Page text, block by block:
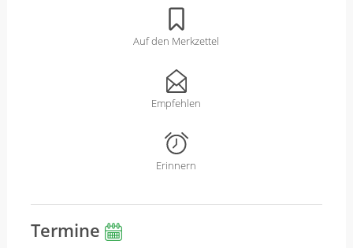
Auf den Merkzettel
Empfehlen
Erinnern
Termine